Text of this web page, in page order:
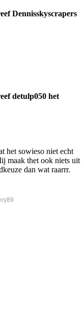
Dennisskyscrapers
detulp050 het
het sowieso niet echt
maak thet ook niets uit
dan wat raarrr.